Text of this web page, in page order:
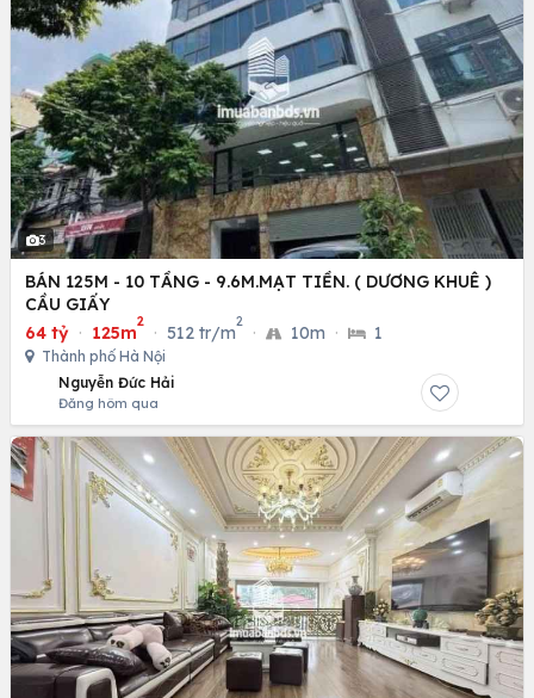
3
BÁN 125M - 10 TẦNG - 9.6M.MẠT TIỀN. ( DƯƠNG KHUÊ )
CẦU GIẤY
64 tỷ · 125m
2
· 512 tr/m
2
· 10m · 1
Thành phố Hà Nội
Nguyễn Đức Hải
Đăng hôm qua